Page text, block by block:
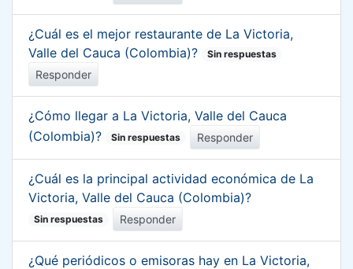
¿Cuál es el mejor restaurante de La Victoria,
Valle del Cauca (Colombia)?
Sin respuestas
Responder
¿Cómo llegar a La Victoria, Valle del Cauca
(Colombia)?
Sin respuestas Responder
¿Cuál es la principal actividad económica de La
Victoria, Valle del Cauca (Colombia)?
Sin respuestas Responder
¿Qué periódicos o emisoras hay en La Victoria,